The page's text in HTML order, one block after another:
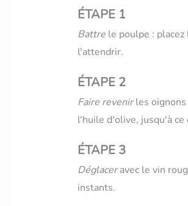
ÉTAPE 1
Battrele poulpe : placez
l'attendrir.
ÉTAPE 2
Faire revenirles oignons
l'huile d'olive, jusqu'à
ÉTAPE 3
Déglaceravec le vin
instants.